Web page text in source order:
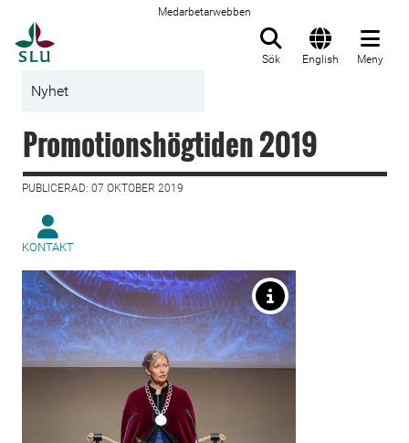
Medarbetarwebben
Sök English Meny
Nyhet
Promotionshögtiden 2019
PUBLICERAD: 07 OKTOBER 2019
KONTAKT